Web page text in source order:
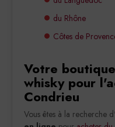
du Rhône
Côtes de
Votre
whisky pour
Condrieu
Vous êtes à la recherche